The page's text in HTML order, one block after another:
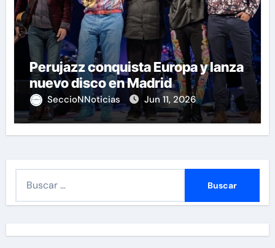
Perujazz conquista Europa y lanza
nuevo disco en Madrid
SeccioNNoticias Jun 11, 2026